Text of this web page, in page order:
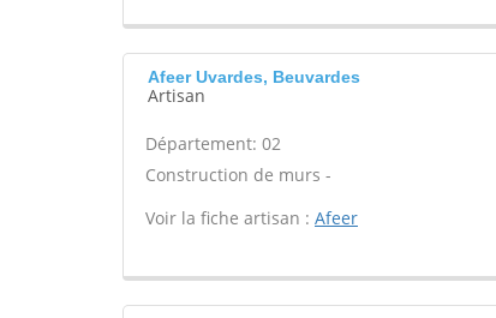
Afeer Uvardes, Beuvardes
Artisan
Département: 02
Construction de murs -
Voir la fiche artisan : Afeer